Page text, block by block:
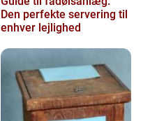
Den perfekte servering til
enhver lejlighed